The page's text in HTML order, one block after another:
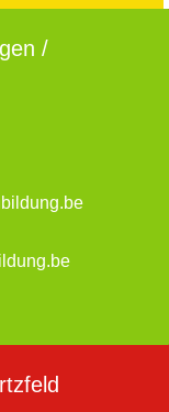
/